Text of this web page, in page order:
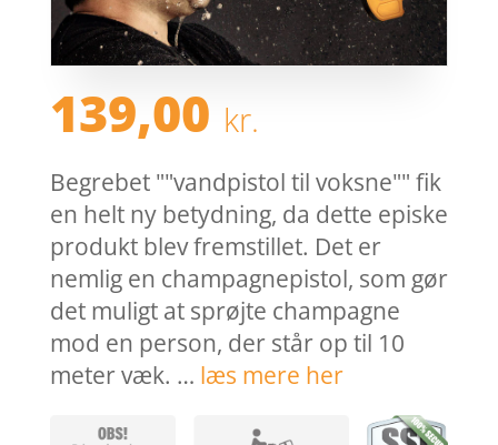
139,00 kr.
Begrebet ""vandpistol til voksne"" fik
en helt ny betydning, da dette episke
produkt blev fremstillet. Det er
nemlig en champagnepistol, som gør
det muligt at sprøjte champagne
mod en person, der står op til 10
meter væk. … læs mere her